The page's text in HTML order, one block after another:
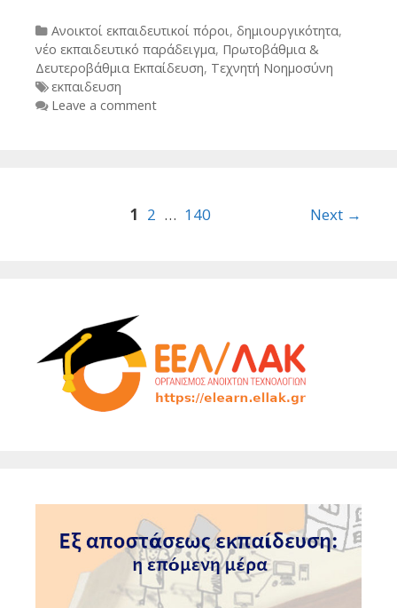
Categories
Ανοικτοί εκπαιδευτικοί πόροι, δημιουργικότητα,
νέο εκπαιδευτικό παράδειγμα, Πρωτοβάθμια &
Δευτεροβάθμια Εκπαίδευση, Τεχνητή Νοημοσύνη
Tags
εκπαιδευση
Leave a comment
1 2 … 140 Next →